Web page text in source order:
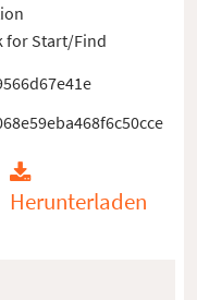
for Start/Find
Herunterladen